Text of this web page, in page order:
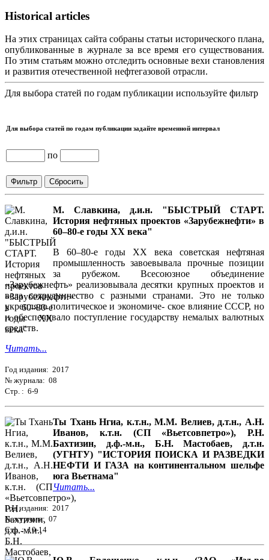
Historical articles
На этих страницах сайта собраны статьи исторического плана,
опубликованные в журнале за все время его существования.
По этим статьям можно отследить основные вехи становления
и развития отечественной нефтегазовой отрасли.
Для выбора статей по годам публикации используйте фильтр
Для выбора статей по годам публикации задайте временной интервал
по
М. Славкина, д.и.н. "БЫСТРЫЙ СТАРТ.
История нефтяных проектов «Зарубежнефти» в
60–80-е годы XX века"
В 60–80-е годы ХХ века советская нефтяная
промышленность завоевывала прочные позиции
за рубежом. Всесоюзное объединение
«Зарубежнефть» реализовывала десятки крупных проектов и
вела сотрудничество с разными странами. Это не только
укрепляло политическое и экономиче- ское влияние СССР, но
и обеспечивало поступление государству немалых валютных
средств.
Читать...
Год издания: 2017
№ журнала: 08
Стр. : 6-9
Ты Тхань Нгиа, к.т.н., М.М. Велиев, д.т.н., А.Н.
Иванов, к.т.н. (СП «Вьетсовпетро»), Р.Н.
Бахтизин, д.ф.-м.н., Б.Н. Мастобаев, д.т.н.
(УГНТУ) "ИСТОРИЯ ПОИСКА И РАЗВЕДКИ
НЕФТИ И ГАЗА на континентальном шельфе
юга Вьетнама"
Читать...
Год издания: 2017
№ журнала: 07
Стр. : 10-14